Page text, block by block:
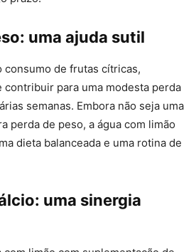
uma ajuda sutil
consumo de frutas cítricas,
para uma modesta perda
semanas. Embora não seja uma
perda de peso, a água com limão
dieta balanceada e uma rotina de
uma sinergia